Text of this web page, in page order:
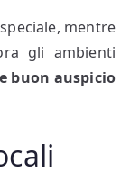
mentre
gli ambienti
buon auspicio